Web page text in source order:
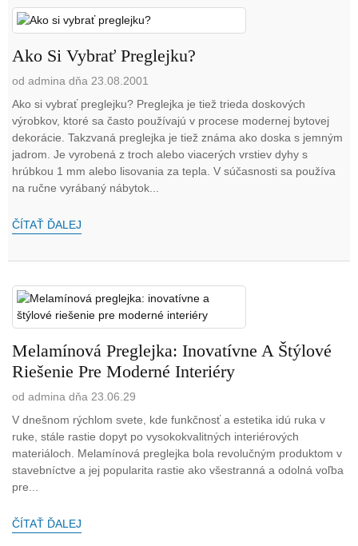
Ako Si Vybrať Preglejku?
od admina dňa 23.08.2001
Ako si vybrať preglejku? Preglejka je tiež trieda doskových
výrobkov, ktoré sa často používajú v procese modernej bytovej
dekorácie. Takzvaná preglejka je tiež známa ako doska s jemným
jadrom. Je vyrobená z troch alebo viacerých vrstiev dyhy s
hrúbkou 1 mm alebo lisovania za tepla. V súčasnosti sa používa
na ručne vyrábaný nábytok...
ČÍTAŤ ĎALEJ
Melamínová Preglejka: Inovatívne A Štýlové
Riešenie Pre Moderné Interiéry
od admina dňa 23.06.29
V dnešnom rýchlom svete, kde funkčnosť a estetika idú ruka v
ruke, stále rastie dopyt po vysokokvalitných interiérových
materiáloch. Melamínová preglejka bola revolučným produktom v
stavebníctve a jej popularita rastie ako všestranná a odolná voľba
pre...
ČÍTAŤ ĎALEJ